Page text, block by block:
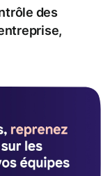
des